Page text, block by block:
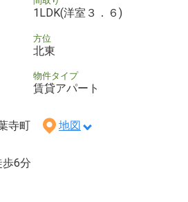
1LDK(洋室３．６)
方位
北東
物件タイプ
賃貸アパート
寺町 地図
6分